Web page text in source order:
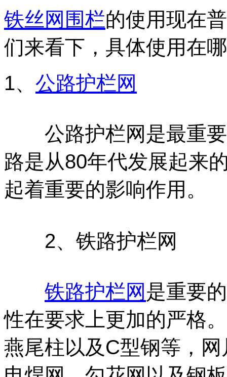
铁丝网围栏的使用现在
们来看下，具体使用在
1、 公路护栏网
公路护栏网是最重
路是从80年代发展起来
起着重要的影响作用。
2、 铁路护栏网
铁路护栏网 是重要
性在要求上更加的严格
燕尾柱以及C型钢等，